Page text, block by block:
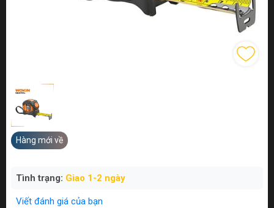
Hàng mới về
Tình trạng: Giao 1-2 ngày
Viết đánh giá của bạn